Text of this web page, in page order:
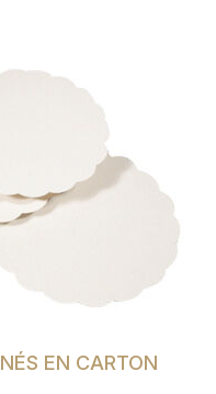
EN CARTON